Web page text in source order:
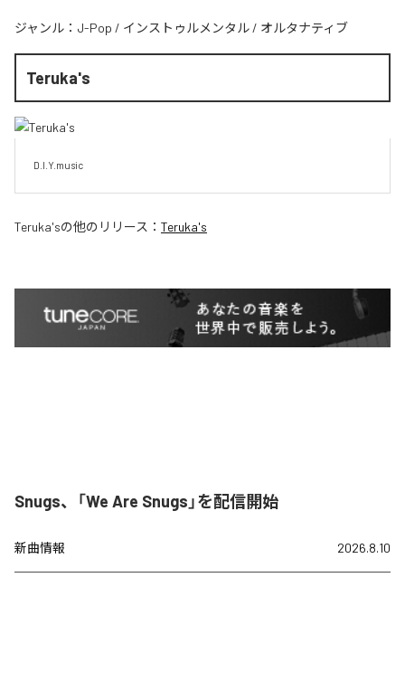
ジャンル： J-Pop / インストゥルメンタル / オルタナティブ
Teruka's
D.I.Y.music
Teruka'sの他のリリース： Teruka's
Snugs、「We Are Snugs」を配信開始
新曲情報 2026.8.10